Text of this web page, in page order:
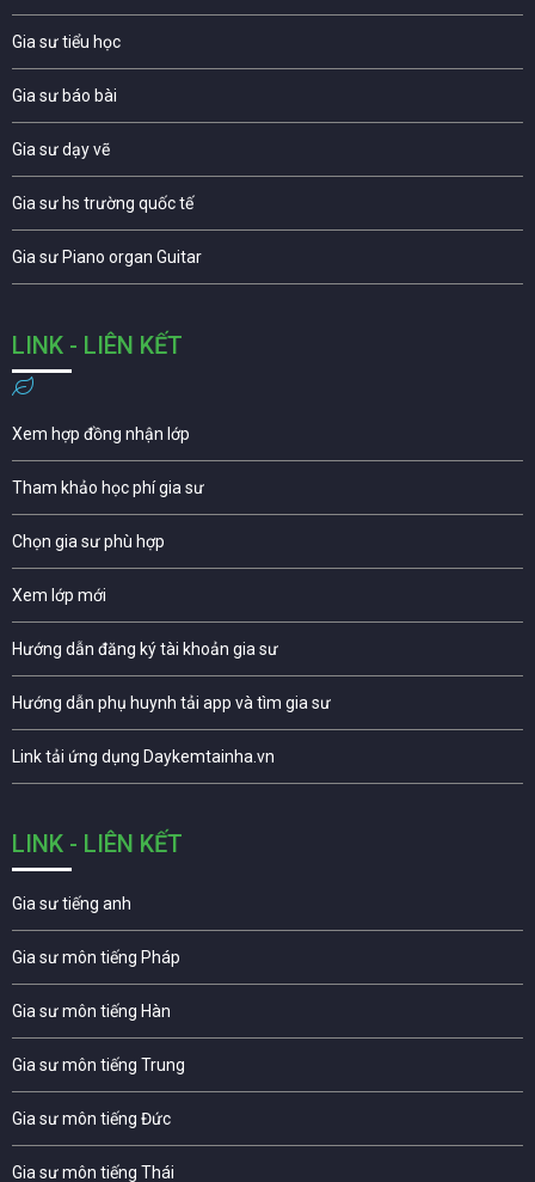
Gia sư tiểu học
Gia sư báo bài
Gia sư dạy vẽ
Gia sư hs trường quốc tế
Gia sư Piano organ Guitar
LINK - LIÊN KẾT
Xem hợp đồng nhận lớp
Tham khảo học phí gia sư
Chọn gia sư phù hợp
Xem lớp mới
Hướng dẫn đăng ký tài khoản gia sư
Hướng dẫn phụ huynh tải app và tìm gia sư
Link tải ứng dụng Daykemtainha.vn
LINK - LIÊN KẾT
Gia sư tiếng anh
Gia sư môn tiếng Pháp
Gia sư môn tiếng Hàn
Gia sư môn tiếng Trung
Gia sư môn tiếng Đức
Gia sư môn tiếng Thái